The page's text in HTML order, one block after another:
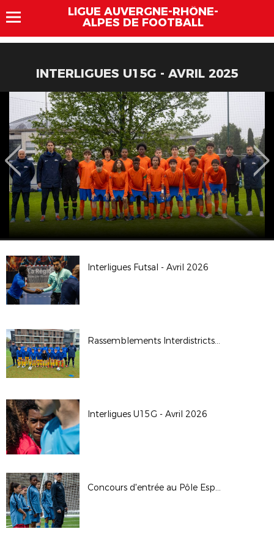
LIGUE AUVERGNE-RHÔNE-
ALPES DE FOOTBALL
INTERLIGUES U15G - AVRIL 2025
Interligues Futsal - Avril 2026
Rassemblements Interdistricts U14G - Avr. 2026
Interligues U15G - Avril 2026
Concours d'entrée au Pôle Espoirs - 2026